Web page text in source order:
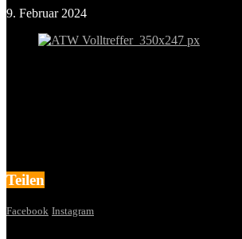
9. Februar 2024
Teilen
Facebook Instagram